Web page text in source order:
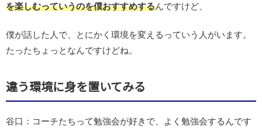
を楽しむっていうのを僕おすすめするんですけど、
僕が話した人で、とにかく環境を変えるっていう人がいます。
たったちょっとなんですけどね。
違う環境に身を置いてみる
谷口：コーチたちって勉強会が好きで、よく勉強会するんです